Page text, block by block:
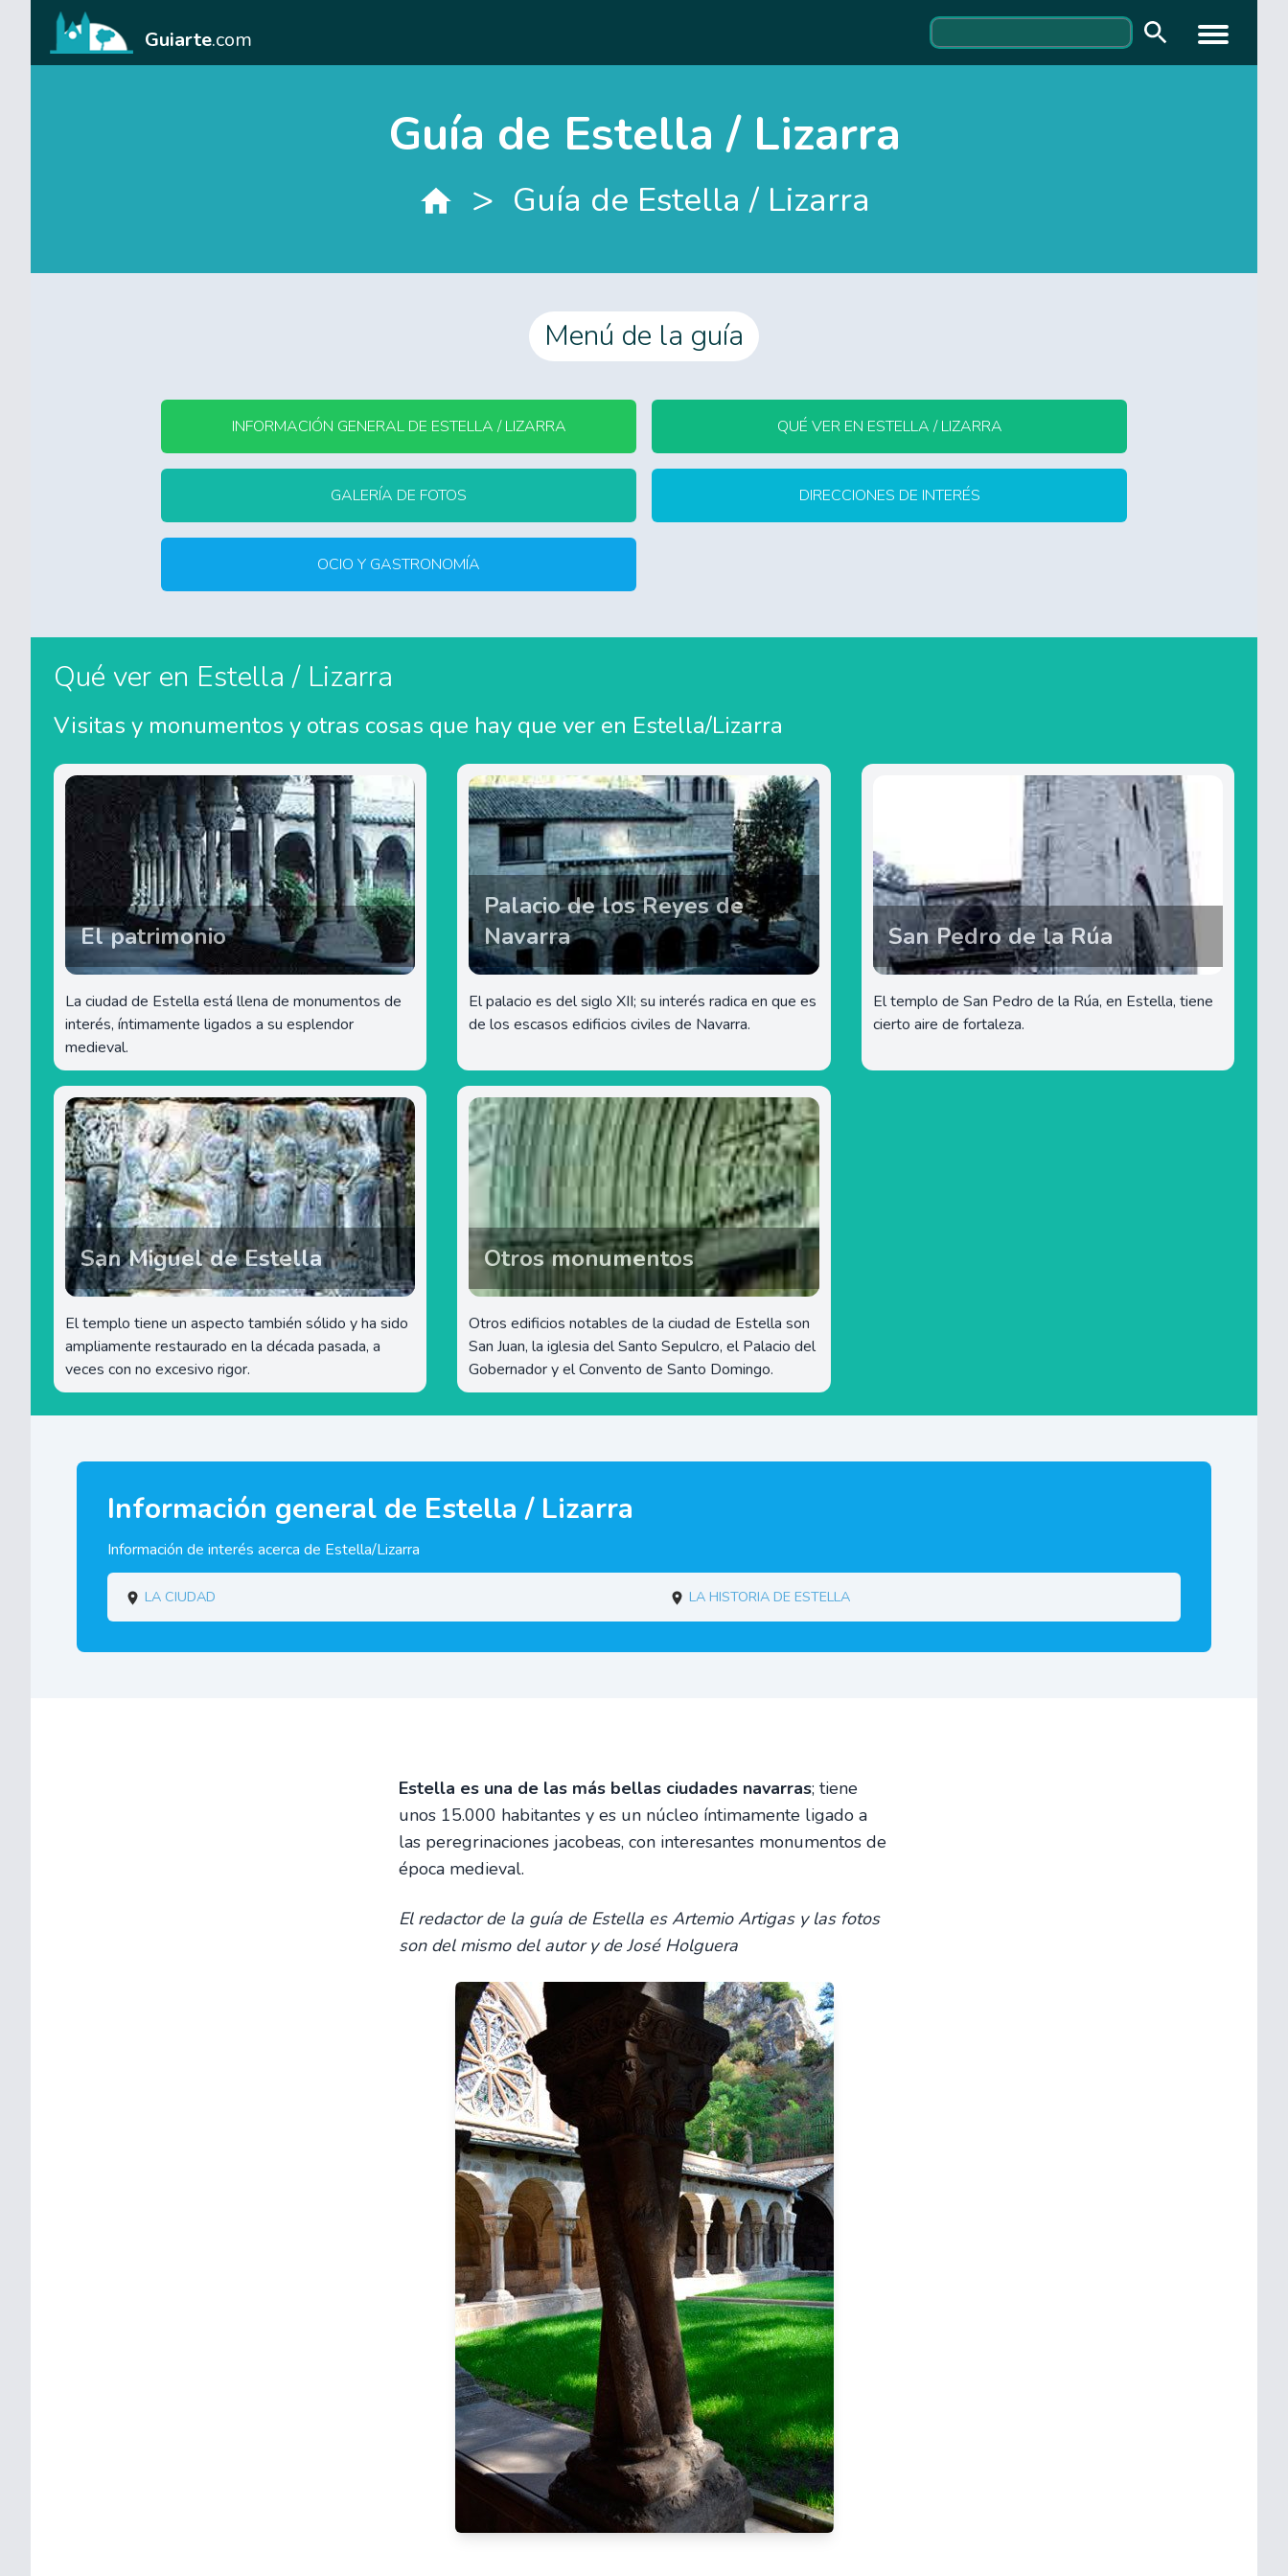
Guiarte.com
Guía de Estella / Lizarra
> Guía de Estella / Lizarra
Menú de la guía
INFORMACIÓN GENERAL DE ESTELLA / LIZARRA QUÉ VER EN ESTELLA / LIZARRA
GALERÍA DE FOTOS DIRECCIONES DE INTERÉS
OCIO Y GASTRONOMÍA
Qué ver en Estella / Lizarra
Visitas y monumentos y otras cosas que hay que ver en Estella/Lizarra
El patrimonio
La ciudad de Estella está llena de monumentos de
interés, íntimamente ligados a su esplendor
medieval.
Palacio de los Reyes de
Navarra
El palacio es del siglo XII; su interés radica en que es
de los escasos edificios civiles de Navarra.
San Pedro de la Rúa
El templo de San Pedro de la Rúa, en Estella, tiene
cierto aire de fortaleza.
San Miguel de Estella
El templo tiene un aspecto también sólido y ha sido
ampliamente restaurado en la década pasada, a
veces con no excesivo rigor.
Otros monumentos
Otros edificios notables de la ciudad de Estella son
San Juan, la iglesia del Santo Sepulcro, el Palacio del
Gobernador y el Convento de Santo Domingo.
Información general de Estella / Lizarra
Información de interés acerca de Estella/Lizarra
La ciudad La historia de Estella
Estella es una de las más bellas ciudades navarras; tiene
unos 15.000 habitantes y es un núcleo íntimamente ligado a
las peregrinaciones jacobeas, con interesantes monumentos de
época medieval.
El redactor de la guía de Estella es Artemio Artigas y las fotos
son del mismo del autor y de José Holguera